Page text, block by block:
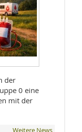
0 eine
mit der
Weitere News